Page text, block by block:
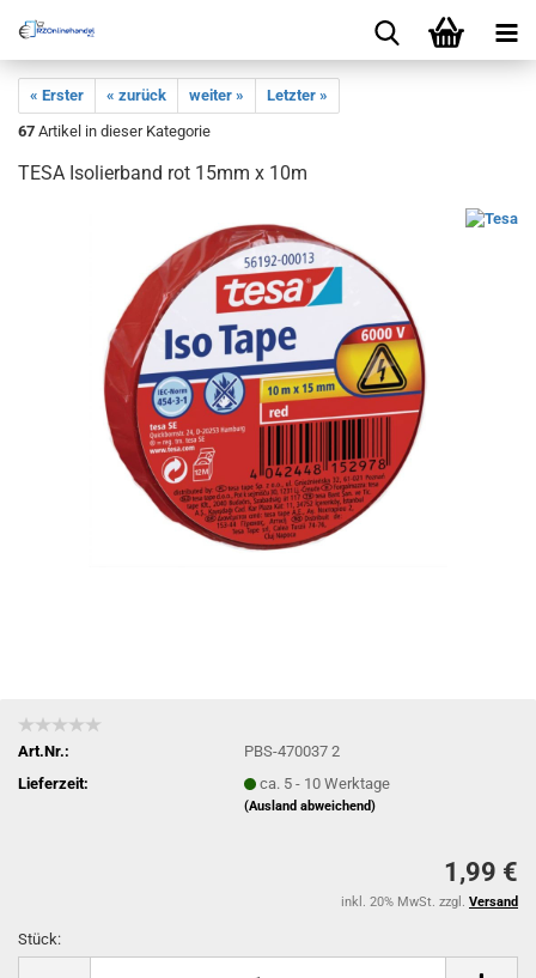
« Erster « zurück weiter »
Letzter »
67 Artikel in dieser Kategorie
TESA Isolierband rot 15mm x 10m
Art.Nr.:
PBS-470037 2
Lieferzeit:
ca. 5 - 10 Werktage
(Ausland abweichend)
1,99 €
inkl. 20% MwSt. zzgl. Versand
Stück: